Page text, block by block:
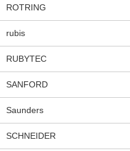
ROTRING
rubis
RUBYTEC
SANFORD
Saunders
SCHNEIDER